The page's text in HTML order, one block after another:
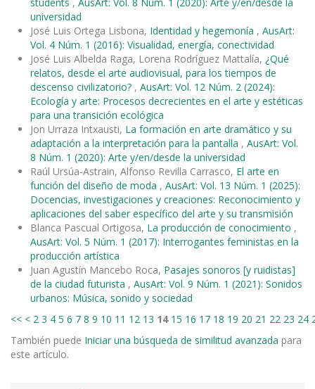
universidad
José Luis Ortega Lisbona, Identidad y hegemonía , AusArt:
Vol. 4 Núm. 1 (2016): Visualidad, energía, conectividad
José Luis Albelda Raga, Lorena Rodríguez Mattalía, ¿Qué
relatos, desde el arte audiovisual, para los tiempos de
descenso civilizatorio? , AusArt: Vol. 12 Núm. 2 (2024):
Ecología y arte: Procesos decrecientes en el arte y estéticas
para una transición ecológica
Jon Urraza Intxausti, La formación en arte dramático y su
adaptación a la interpretación para la pantalla , AusArt: Vol.
8 Núm. 1 (2020): Arte y/en/desde la universidad
Raúl Ursúa-Astrain, Alfonso Revilla Carrasco, El arte en
función del diseño de moda , AusArt: Vol. 13 Núm. 1 (2025):
Docencias, investigaciones y creaciones: Reconocimiento y
aplicaciones del saber específico del arte y su transmisión
Blanca Pascual Ortigosa, La producción de conocimiento ,
AusArt: Vol. 5 Núm. 1 (2017): Interrogantes feministas en la
producción artística
Juan Agustín Mancebo Roca, Pasajes sonoros [y ruidistas]
de la ciudad futurista , AusArt: Vol. 9 Núm. 1 (2021): Sonidos
urbanos: Música, sonido y sociedad
<< < 2 3 4 5 6 7 8 9 10 11 12 13 14 15 16 17 18 19 20 21 22 23 24
También puede Iniciar una búsqueda de similitud avanzada para
este artículo.